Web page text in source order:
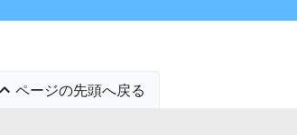
ページの先頭へ戻る